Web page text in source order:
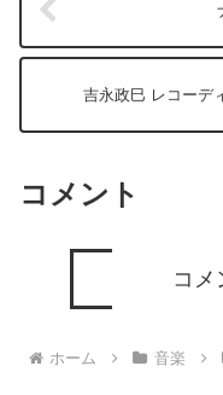
吉永政巳 レコーデ
コメント
コメ
ホーム 音楽